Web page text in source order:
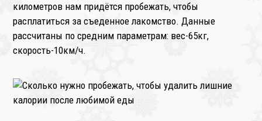
километров нам придётся пробежать, чтобы
расплатиться за съеденное лакомство. Данные
рассчитаны по средним параметрам: вес-65кг,
скорость-10км/ч.